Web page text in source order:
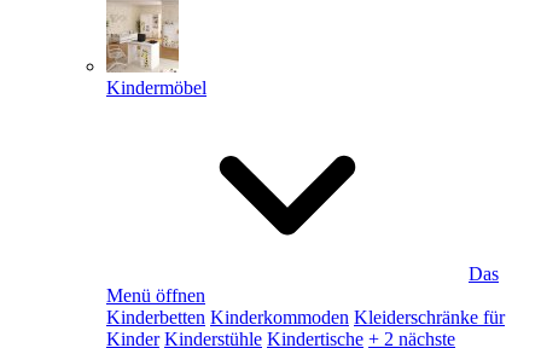
Kindermöbel
Das
Menü öffnen
Kinderbetten Kinderkommoden Kleiderschränke für
Kinder Kinderstühle Kindertische + 2 nächste